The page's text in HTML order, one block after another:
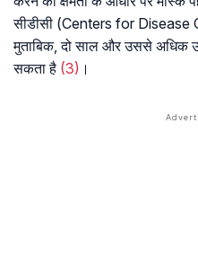
सीडीसी (Centers for
मुताबिक, दो साल और उससे अधिक
सकता है (3) ।